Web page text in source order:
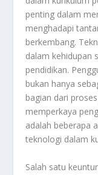
penting dalam
menghadapi
berkembang.
dalam kehidupan
pendidikan.
bukan hanya
bagian dari
memperkaya
adalah beberapa
teknologi dalam
Salah satu